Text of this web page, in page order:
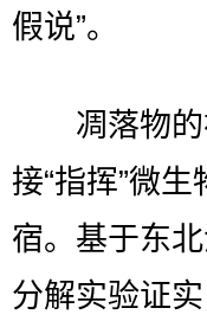
假说”。
凋落物的
接“指挥”微
宿。基于东
分解实验证